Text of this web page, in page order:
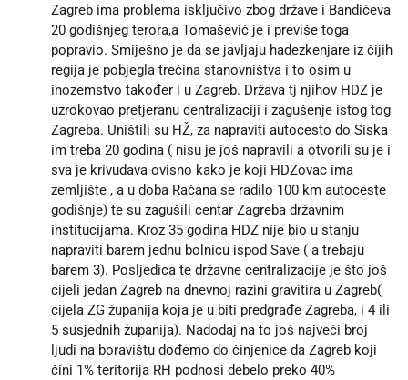
Zagreb ima problema isključivo zbog države i Bandićeva
20 godišnjeg terora,a Tomašević je i previše toga
popravio. Smiješno je da se javljaju hadezkenjare iz čijih
regija je pobjegla trećina stanovništva i to osim u
inozemstvo također i u Zagreb. Država tj njihov HDZ je
uzrokovao pretjeranu centralizaciji i zagušenje istog tog
Zagreba. Uništili su HŽ, za napraviti autocesto do Siska
im treba 20 godina ( nisu je još napravili a otvorili su je i
sva je krivudava ovisno kako je koji HDZovac ima
zemljište , a u doba Račana se radilo 100 km autoceste
godišnje) te su zagušili centar Zagreba državnim
institucijama. Kroz 35 godina HDZ nije bio u stanju
napraviti barem jednu bolnicu ispod Save ( a trebaju
barem 3). Posljedica te državne centralizacije je što još
cijeli jedan Zagreb na dnevnoj razini gravitira u Zagreb(
cijela ZG županija koja je u biti predgrađe Zagreba, i 4 ili
5 susjednih županija). Nadodaj na to još najveći broj
ljudi na boravištu dođemo do činjenice da Zagreb koji
čini 1% teritorija RH podnosi debelo preko 40%